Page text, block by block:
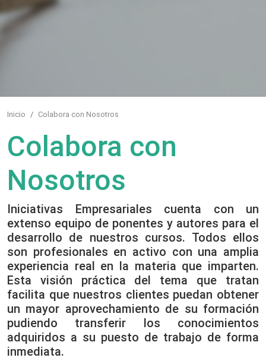
Inicio Colabora con Nosotros
Colabora con
Nosotros
Iniciativas Empresariales cuenta con un
extenso equipo de ponentes y autores para el
desarrollo de nuestros cursos. Todos ellos
son profesionales en activo con una amplia
experiencia real en la materia que imparten.
Esta visión práctica del tema que tratan
facilita que nuestros clientes puedan obtener
un mayor aprovechamiento de su formación
pudiendo transferir los conocimientos
adquiridos a su puesto de trabajo de forma
inmediata.